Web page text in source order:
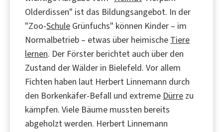
Olderdissen" ist das Bildungsangebot. In der
"Zoo-Schule Grünfuchs" können Kinder – im
Normalbetrieb – etwas über heimische Tiere
lernen. Der Förster berichtet auch über den
Zustand der Wälder in Bielefeld. Vor allem
Fichten haben laut Herbert Linnemann durch
den Borkenkäfer-Befall und extreme Dürre zu
kämpfen. Viele Bäume mussten bereits
abgeholzt werden. Herbert Linnemann